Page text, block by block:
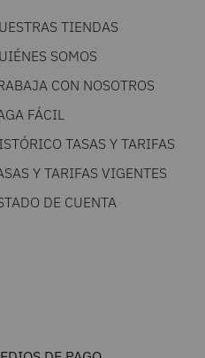
TIENDAS
SOMOS
CON NOSOTROS
FÁCIL
TASAS Y TARIFAS
Y TARIFAS VIGENTES
DE CUENTA